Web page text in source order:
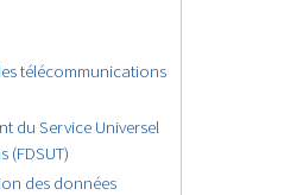
télécommunications
du Service Universel
(FDSUT)
des données